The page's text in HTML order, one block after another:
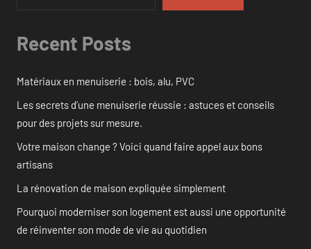
Recent Posts
Matériaux en menuiserie : bois, alu, PVC
Les secrets d’une menuiserie réussie : astuces et conseils
pour des projets sur mesure.
Votre maison change ? Voici quand faire appel aux bons
artisans
La rénovation de maison expliquée simplement
Pourquoi moderniser son logement est aussi une opportunité
de réinventer son mode de vie au quotidien